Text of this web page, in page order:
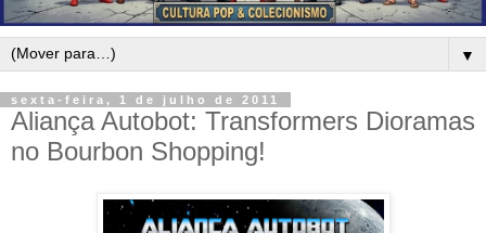
▼
sexta-feira, 1 de julho de 2011
Aliança Autobot: Transformers Dioramas
no Bourbon Shopping!